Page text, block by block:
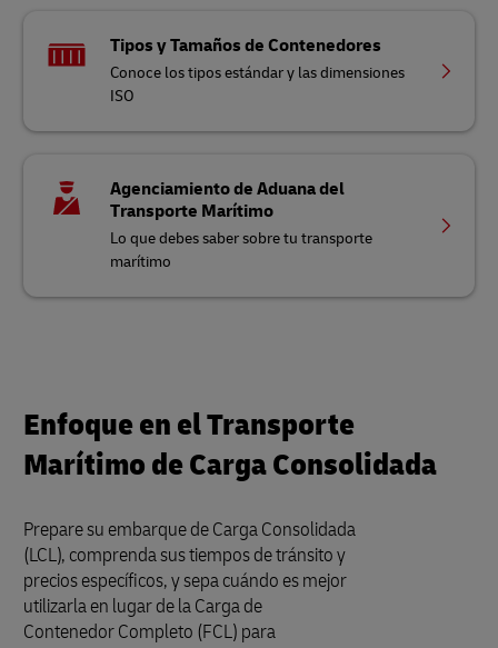
Tipos y Tamaños de Contenedores
Conoce los tipos estándar y las dimensiones
ISO
Agenciamiento de Aduana del
Transporte Marítimo
Lo que debes saber sobre tu transporte
marítimo
Enfoque en el Transporte
Marítimo de Carga Consolidada
Prepare su embarque de Carga Consolidada
(LCL), comprenda sus tiempos de tránsito y
precios específicos, y sepa cuándo es mejor
utilizarla en lugar de la Carga de
Contenedor Completo (FCL) para